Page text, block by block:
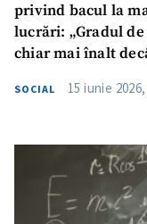
privind bacul la
lucrări: „Gradul
chiar mai înalt
SOCIAL 15 iunie